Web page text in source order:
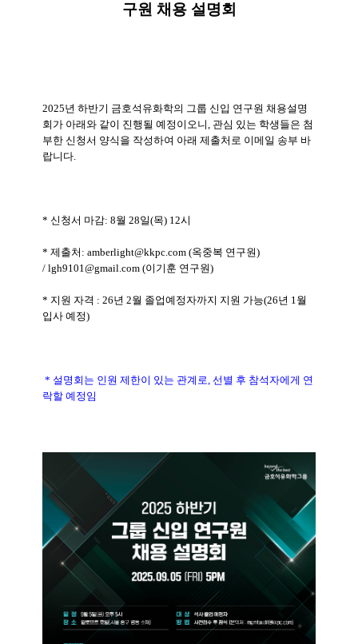
구원 채용 설명회
2025년 하반기 금호석유화학의 그룹 신입 연구원 채용설명
회가 아래와 같이 진행될 예정이오니, 관심 있는 학생들은 첨
부한 신청서 양식을 작성하여 아래 제출처로 이메일 송부 바
랍니다.
* 신청서 마감: 8월 28일(목) 12시
* 제출처: amberlight@kkpc.com (옥중복 연구원)
/ lgh9101@gmail.com (이기훈 연구원)
* 지원 자격 : 26년 2월 졸업예정자까지 지원 가능(26년 1월
입사 예정)
* 설명회는 인원 제한이 있는 관계로, 선별 후 참석자에게 연
락할 예정임